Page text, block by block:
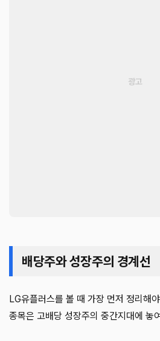
배당주와 성장주의 경계선
LG유플러스를 볼 때 가장 먼저 정리해
종목은 고배당 성장주의 중간지대에 놓